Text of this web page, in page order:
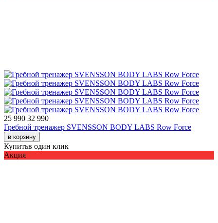
25 990 32 990
Гребной тренажер SVENSSON BODY LABS Row Force
в корзину
Купитьв один клик
Акция